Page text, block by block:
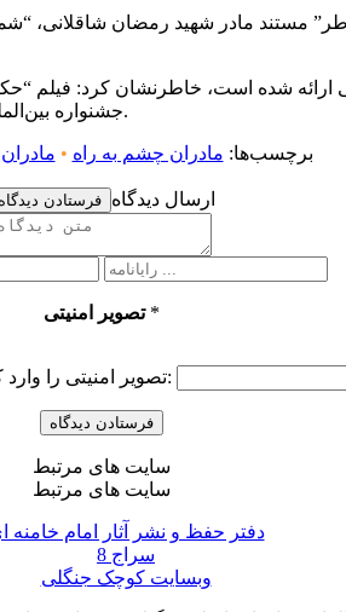
مستند مادر شهید رمضان شاقلانی،
ارائه شده است، خاطرنشان کرد: فیلم
جشنواره بین‌‌المللی فیلم مقاومت که همزمان با هفته دفاع مقدس در تهران برگزار می‌شود، راه یافته است.
برچسب‌ها: مادران چشم به راه •
فرستادن دیدگاه ارسال دیدگاه
تصویر امنیتی *
تصویر امنیتی را وارد کنید:
سایت های مرتبط
سایت های مرتبط
دفتر حفظ و نشر آثار امام خامنه
سراج 8
وبسایت کوچک جنگلی